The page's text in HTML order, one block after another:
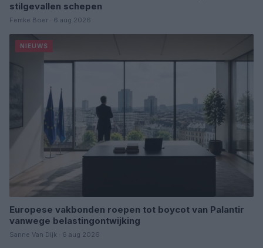
stilgevallen schepen
Femke Boer · 6 aug 2026
NIEUWS
Europese vakbonden roepen tot boycot van Palantir
vanwege belastingontwijking
Sanne Van Dijk · 6 aug 2026